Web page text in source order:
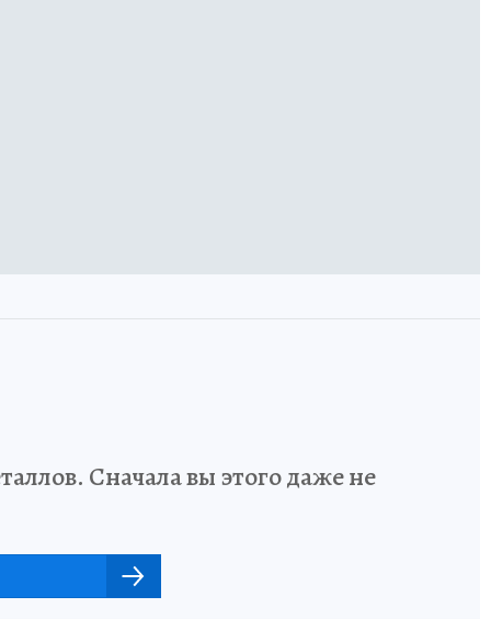
Сначала вы этого даже не